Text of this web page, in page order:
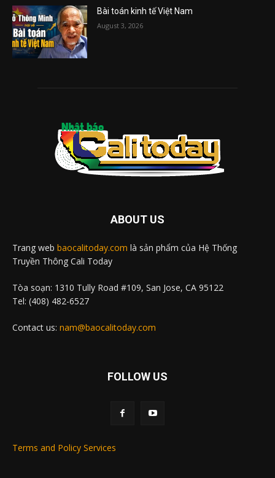
Bài toán kinh tế Việt Nam
August 3, 2026
ABOUT US
Trang web baocalitoday.com là sản phẩm của Hệ Thống
Truyền Thông Cali Today
Tòa soạn: 1310 Tully Road #109, San Jose, CA 95122
Tel: (408) 482-6527
Contact us: nam@baocalitoday.com
FOLLOW US
Terms and Policy Services